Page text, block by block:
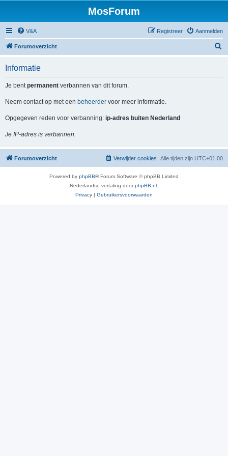
MosForum
V&A Aanmelden
Registreer
Forumoverzicht
Informatie
Je bentpermanent verbannen van dit forum.
Neem contact op met een beheerder voor meer informatie.
Opgegeven reden voor verbanning: ip-adres buiten Nederland
Je IP-adres is verbannen.
Forumoverzicht Alle tijden zijn UTC+01:00
Verwijder cookies
Powered by phpBB® Forum Software © phpBB Limited
Nederlandse vertaling doorphpBB.nl
Privacy | Gebruikersvoorwaarden